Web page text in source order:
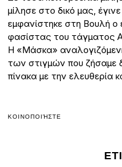
μίλησε στο δικό μας,
εμφανίστηκε στη Βουλή
φασίστας του τάγματος
Η «Μάσκα»
των στιγμών που ζήσαμε
πίνακα με την ελευθερία
ΚΟΙΝΟΠΟΙΉΣΤΕ